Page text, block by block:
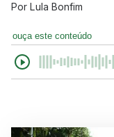
PorLula Bonfim
ouça este conteúdo